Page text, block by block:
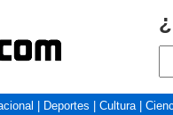
Deportes Cultura|